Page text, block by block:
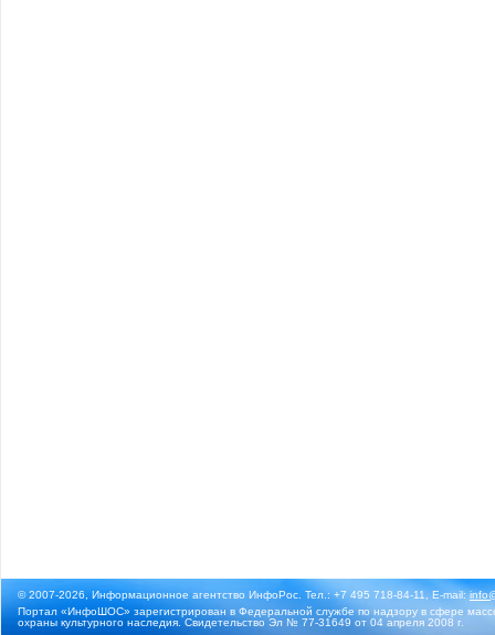
© 2007-2026, Информационное агентство ИнфоРос. Тел.: +7 495 718-84-11, E-mail:
Портал «ИнфоШОС» зарегистрирован в Федеральной службе по надзору в сфере
охраны культурного наследия. Свидетельство Эл № 77-31649 от 04 апреля 2008 г.